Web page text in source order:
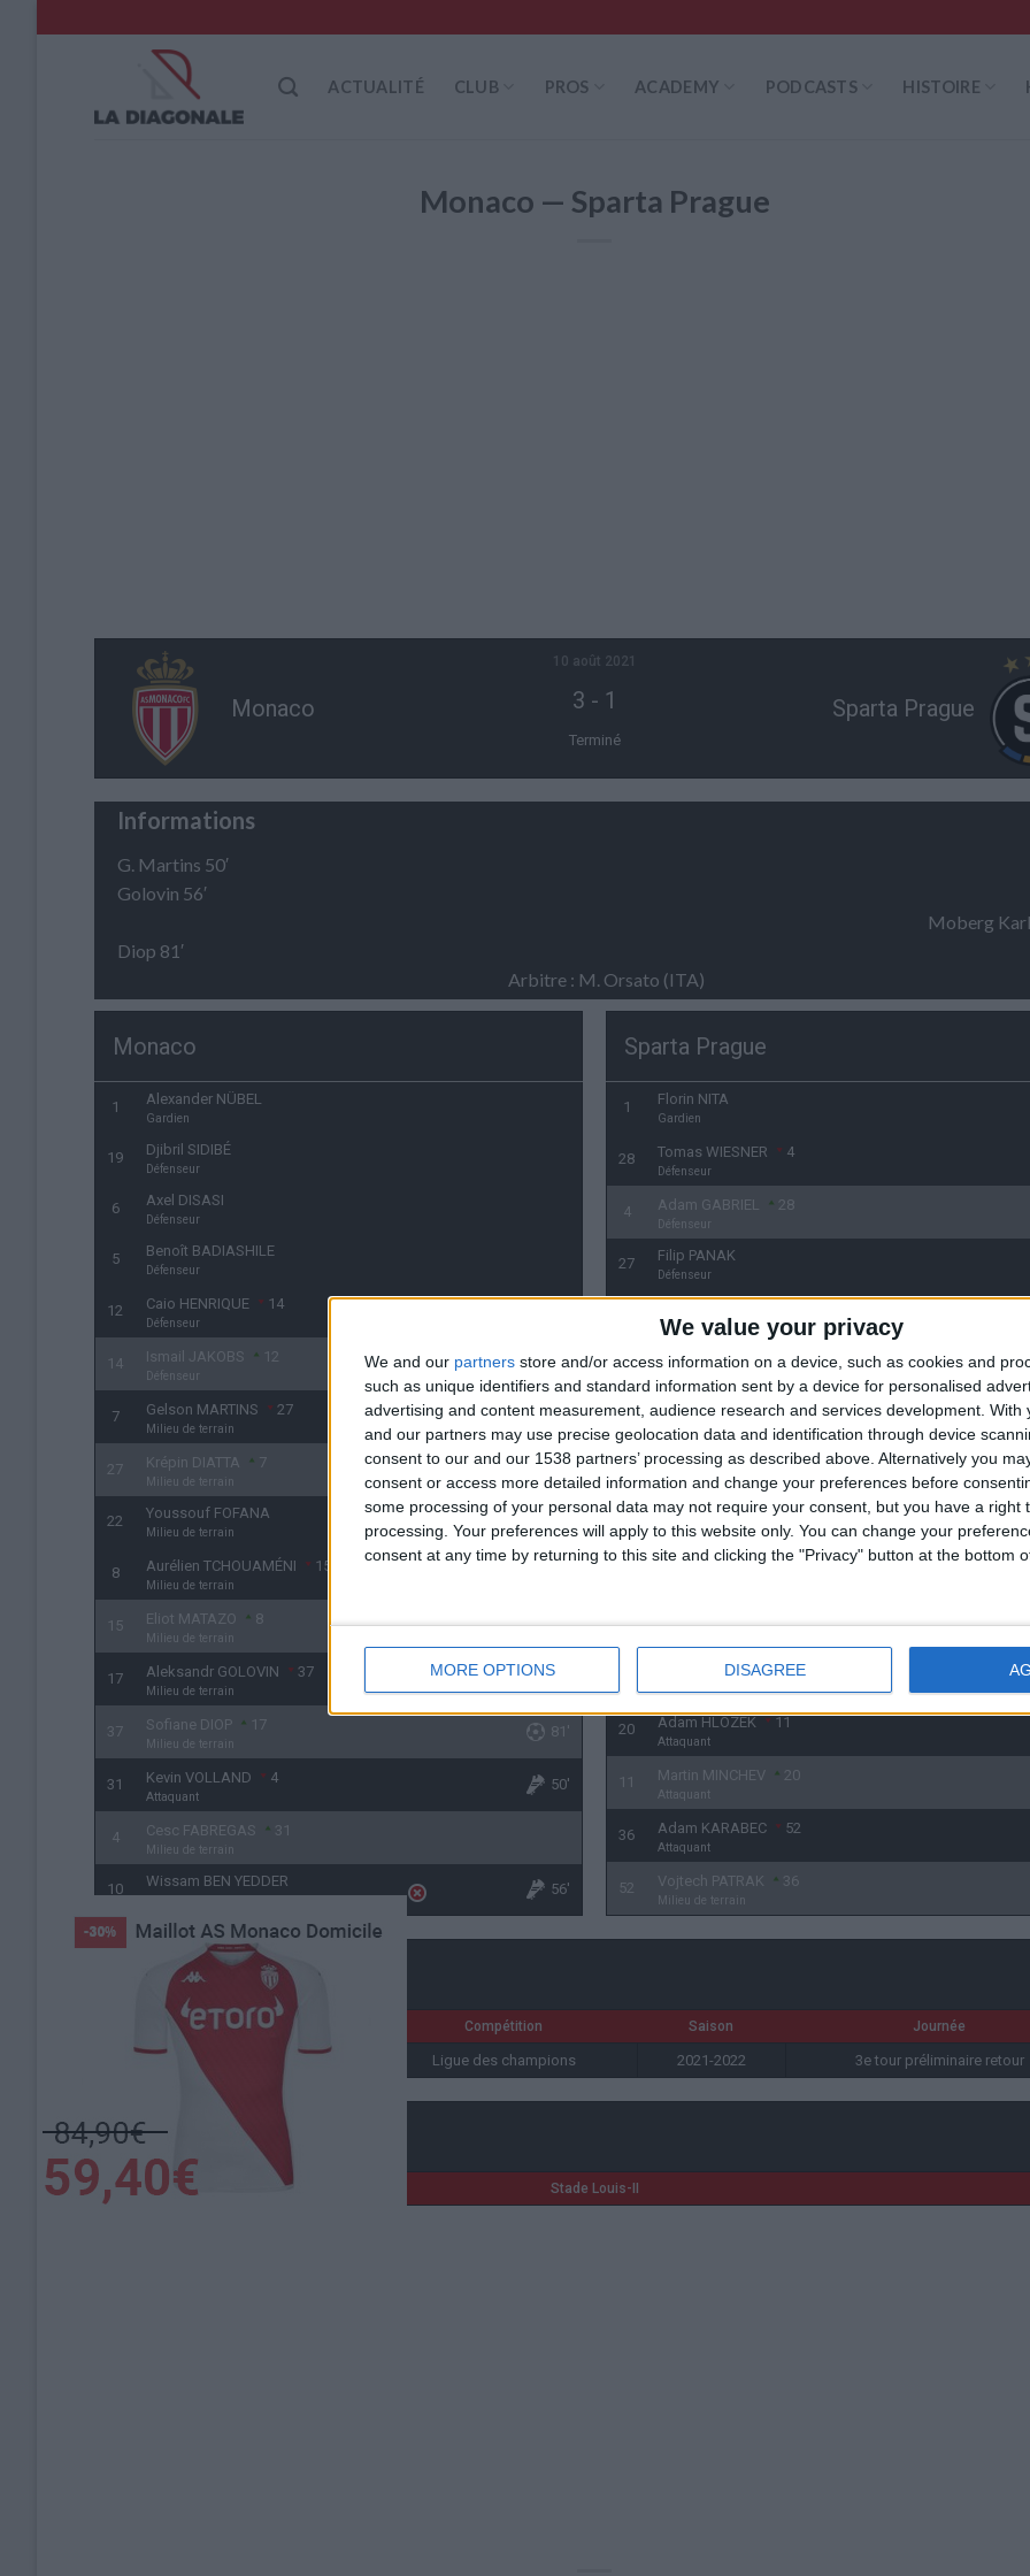
We value your privacy
We and our partners store and/or access information on a device, such as cookies and
such as unique identifiers and standard information sent by a device for personalised
advertising and content measurement, audience research and services development. With
and our partners may use precise geolocation data and identification through device
consent to our and our 1538 partners’ processing as described above. Alternatively you
consent or access more detailed information and change your preferences before
some processing of your personal data may not require your consent, but you have a right
processing. Your preferences will apply to this website only. You can change your
consent at any time by returning to this site and clicking the "Privacy" button at the bottom
MORE OPTIONS DISAGREE
to
ACTUALITÉ CLUB PROS ACADEMY PODCASTS HISTOIRE
Monaco — Sparta Prague
Monaco Sparta Prague
10 août 2021
3 - 1
Terminé
Informations
G. Martins 50′
Golovin 56′
Moberg
Diop 81′
Arbitre : M. Orsato (ITA)
Monaco
1 Alexander NÜBEL
Gardien
19 Djibril SIDIBÉ
Défenseur
6 Axel DISASI
Défenseur
5 Benoît BADIASHILE
Défenseur
12 Caio HENRIQUE 14
Défenseur
14 Ismail JAKOBS 12
Défenseur
81'
7 Gelson MARTINS 27
Milieu de terrain
50'
27 Krépin DIATTA 7
Milieu de terrain
22 Youssouf FOFANA
Milieu de terrain
8 Aurélien TCHOUAMÉNI 15
Milieu de terrain
15 Eliot MATAZO 8
Milieu de terrain
17 Aleksandr GOLOVIN 37
Milieu de terrain
56'
37 Sofiane DIOP 17
Milieu de terrain
81'
31 Kevin VOLLAND 4
Attaquant
50'
4 Cesc FABREGAS 31
Milieu de terrain
10 Wissam BEN YEDDER
Attaquant
56'
Sparta Prague
1 Florin NITA
Gardien
28 Tomas WIESNER 4
Défenseur
4 Adam GABRIEL 28
Défenseur
27 Filip PANAK
Défenseur
David HANCKO
Défenseur
24 Matej POLIDAR
16 Michal SACEK 18
Milieu de terrain
18 Matej PULKRAB 16
Attaquant
David PAVELKA
Milieu de terrain
Filip SOUCEK
21
David MOBERG KARLSSON
20 Adam HLOZEK 11
Attaquant
11 Martin MINCHEV 20
Attaquant
36 Adam KARABEC 52
Attaquant
52 Vojtech PATRAK 36
Milieu de terrain
Détails
Date Compétition Saison Journée
10 août 2021 20h00 Ligue des champions 2021-2022 3e tour préliminaire retour
Lieu de la rencontre
Stade Louis-II